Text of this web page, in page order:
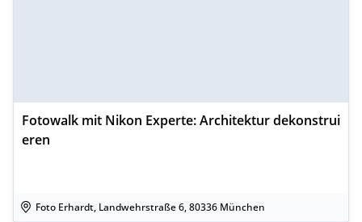
Fotowalk mit Nikon Experte: Architektur dekonstrui
eren
Foto Erhardt, Landwehrstraße 6, 80336 München